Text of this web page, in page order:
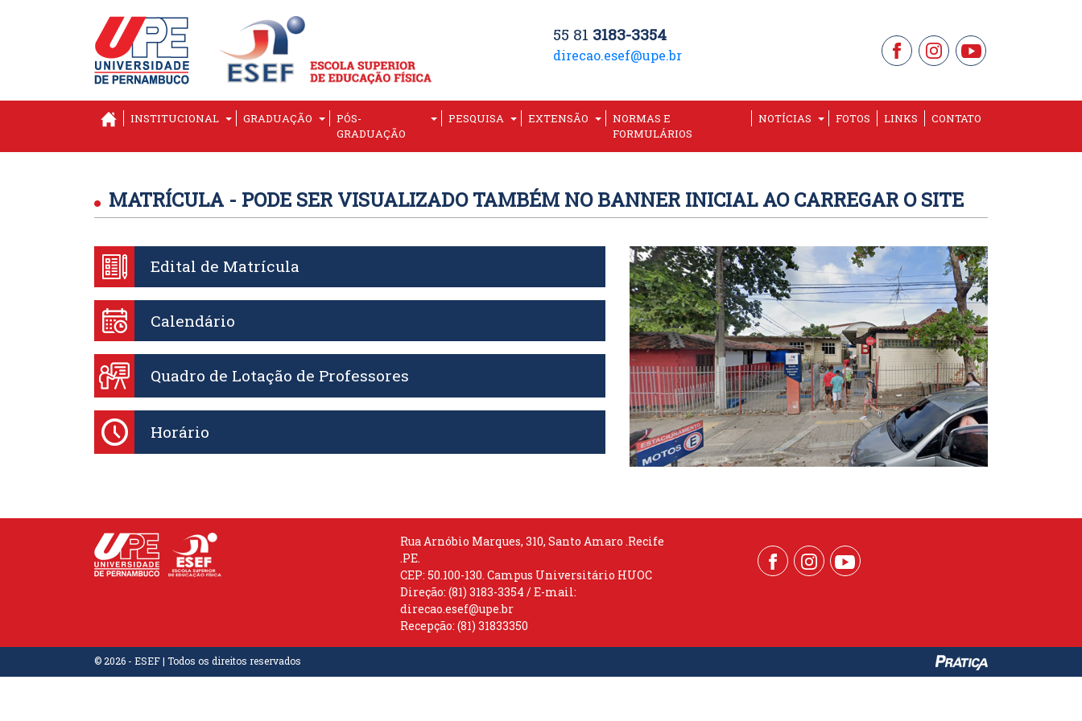
55 81 3183-3354
direcao.esef@upe.br
INSTITUCIONAL GRADUAÇÃO
PÓS-
GRADUAÇÃO
PESQUISA EXTENSÃO
NORMAS E
FORMULÁRIOS
NOTÍCIAS FOTOS LINKS CONTATO
MATRÍCULA - PODE SER VISUALIZADO TAMBÉM NO BANNER INICIAL AO CARREGAR O SITE
Edital de Matrícula
Calendário
Quadro de Lotação de Professores
Horário
Rua Arnóbio Marques, 310, Santo Amaro .Recife
.PE.
CEP: 50.100-130. Campus Universitário HUOC
Direção: (81) 3183-3354 / E-mail:
direcao.esef@upe.br
Recepção: (81) 31833350
© 2026 - ESEF | Todos os direitos reservados